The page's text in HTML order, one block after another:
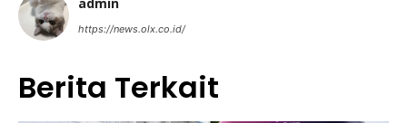
https://news.olx.co.id/
Berita Terkait